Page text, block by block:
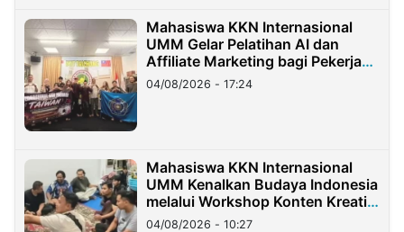
Mahasiswa KKN Internasional
UMM Gelar Pelatihan AI dan
Affiliate Marketing bagi Pekerja
Migran Indonesia di Taiwan
04/08/2026 - 17:24
Mahasiswa KKN Internasional
UMM Kenalkan Budaya Indonesia
melalui Workshop Konten Kreatif
di Taiwan
04/08/2026 - 10:27